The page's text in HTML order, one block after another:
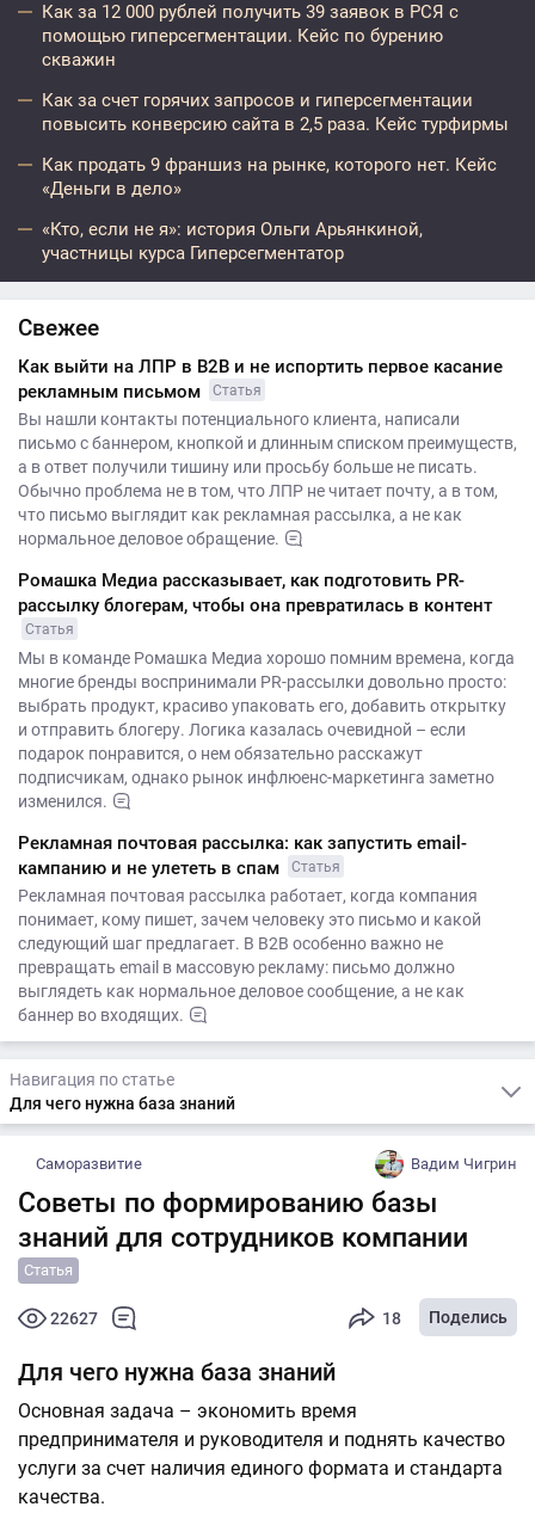
Как за 12 000 рублей получить 39 заявок в РСЯ с
помощью гиперсегментации. Кейс по бурению
скважин
Как за счет горячих запросов и гиперсегментации
повысить конверсию сайта в 2,5 раза. Кейс турфирмы
Как продать 9 франшиз на рынке, которого нет. Кейс
«Деньги в дело»
«Кто, если не я»: история Ольги Арьянкиной,
участницы курса Гиперсегментатор
Свежее
Как выйти на ЛПР в B2B и не испортить первое касание
рекламным письмом
Статья
Вы нашли контакты потенциального клиента, написали
письмо с баннером, кнопкой и длинным списком преимуществ,
а в ответ получили тишину или просьбу больше не писать.
Обычно проблема не в том, что ЛПР не читает почту, а в том,
что письмо выглядит как рекламная рассылка, а не как
нормальное деловое обращение.
Ромашка Медиа рассказывает, как подготовить PR-
рассылку блогерам, чтобы она превратилась в контент
Статья
Мы в команде Ромашка Медиа хорошо помним времена, когда
многие бренды воспринимали PR-рассылки довольно просто:
выбрать продукт, красиво упаковать его, добавить открытку
и отправить блогеру. Логика казалась очевидной – если
подарок понравится, о нем обязательно расскажут
подписчикам, однако рынок инфлюенс-маркетинга заметно
изменился.
Рекламная почтовая рассылка: как запустить email-
кампанию и не улететь в спам
Статья
Рекламная почтовая рассылка работает, когда компания
понимает, кому пишет, зачем человеку это письмо и какой
следующий шаг предлагает. В B2B особенно важно не
превращать email в массовую рекламу: письмо должно
выглядеть как нормальное деловое сообщение, а не как
баннер во входящих.
Навигация по статье
Для чего нужна база знаний
Саморазвитие Вадим Чигрин
Советы по формированию базы
знаний для сотрудников компании
Статья
22627 18 Поделись
Для чего нужна база знаний
Основная задача – экономить время
предпринимателя и руководителя и поднять качество
услуги за счет наличия единого формата и стандарта
качества.